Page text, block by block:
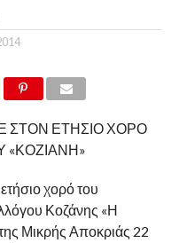
ΣΤΟΝ ΕΤΗΣΙΟ ΧΟΡΟ
«ΚΟΖΙΑΝΗ»
χορό του
Κοζάνης «Η
Μικρής Αποκριάς 22